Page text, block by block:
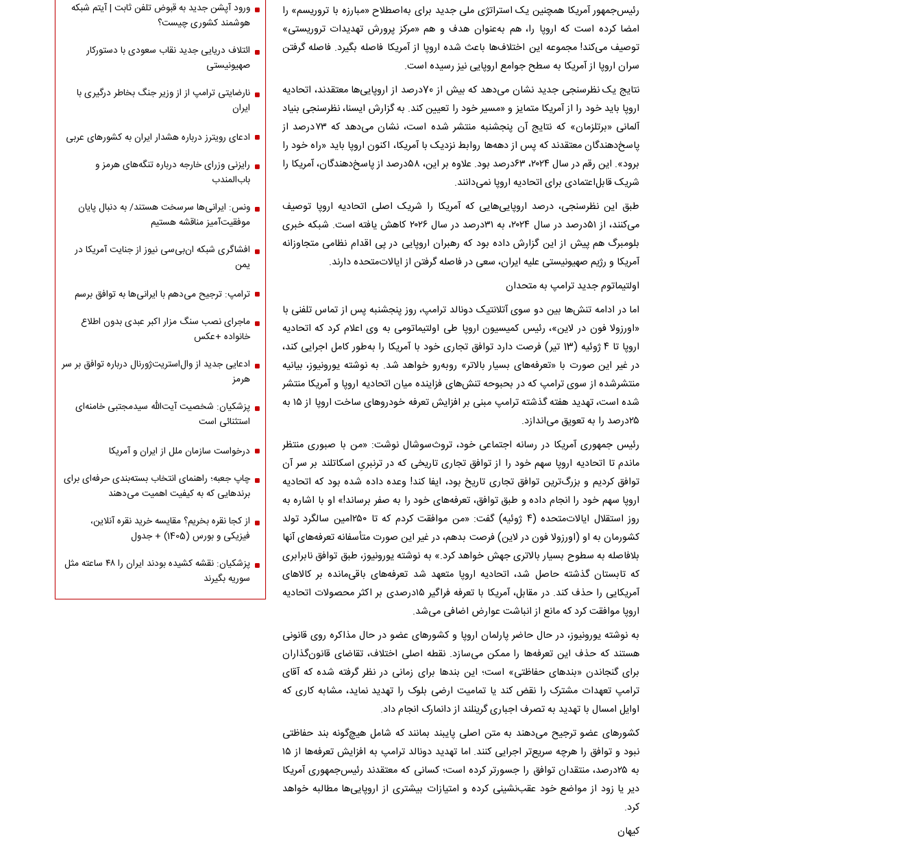
رئیس‌جمهور آمریکا همچنین یک استراتژی ملی جدید برای به‌اصطلاح «مبارزه با تروریسم» را
امضا کرده است که اروپا را، هم به‌عنوان هدف و هم «مرکز پرورش تهدیدات تروریستی»
توصیف می‌کند! مجموعه این اختلاف‌ها باعث شده اروپا از آمریکا فاصله بگیرد. فاصله گرفتن
سران اروپا از آمریکا به سطح جوامع اروپایی نیز رسیده است.
نتایج یک نظرسنجی جدید نشان می‌دهد که بیش از 70درصد از اروپایی‌ها معتقدند، اتحادیه
اروپا باید خود را از آمریکا متمایز و «مسیر خود را تعیین کند. به گزارش ایسنا، نظرسنجی بنیاد
آلمانی «برتلزمان» که نتایج آن پنجشنبه منتشر شده است، نشان می‌دهد که ۷۳درصد از
پاسخ‌دهندگان معتقدند که پس از دهه‌ها روابط نزدیک با آمریکا، اکنون اروپا باید «راه خود را
برود». این رقم در سال ۲۰۲۴، ۶۳درصد بود. علاوه بر این، ۵۸درصد از پاسخ‌دهندگان، آمریکا را
شریک قابل‌اعتمادی برای اتحادیه اروپا نمی‌دانند.
طبق این نظرسنجی، درصد اروپایی‌هایی که آمریکا را شریک اصلی اتحادیه اروپا توصیف
می‌کنند، از ۵۱درصد در سال ۲۰۲۴، به ۳۱درصد در سال ۲۰۲۶ کاهش یافته است. شبکه خبری
بلومبرگ هم پیش از این گزارش داده بود که رهبران اروپایی در پی اقدام نظامی متجاوزانه
آمریکا و رژیم صهیونیستی علیه ایران، سعی در فاصله گرفتن از ایالات‌متحده دارند.
اولتیماتوم جدید ترامپ به متحدان
اما در ادامه تنش‌ها بین دو سوی آتلانتیک دونالد ترامپ، روز پنجشنبه پس از تماس تلفنی با
«اورزولا فون در لاین»، رئیس کمیسیون اروپا طی اولتیماتومی به وی اعلام کرد که اتحادیه
اروپا تا ۴ ژوئیه (13 تیر) فرصت دارد توافق تجاری خود با آمریکا را به‌طور کامل اجرایی کند،
در غیر این صورت با «تعرفه‌های بسیار بالاتر» روبه‌رو خواهد شد. به نوشته یورونیوز، بیانیه
منتشرشده از سوی ترامپ که در بحبوحه تنش‌های فزاینده میان اتحادیه اروپا و آمریکا منتشر
شده است، تهدید هفته گذشته ترامپ مبنی بر افزایش تعرفه خودروهای ساخت اروپا از ۱۵ به
۲۵درصد را به تعویق می‌اندازد.
رئیس‌ جمهوری آمریکا در رسانه‌ اجتماعی خود، تروث‌سوشال نوشت: «من با صبوری منتظر
ماندم تا اتحادیه اروپا سهم خود را از توافق تجاری تاریخی که در ترنبریِ اسکاتلند بر سر آن
توافق کردیم و بزرگ‌ترین توافق تجاری تاریخ بود، ایفا کند! وعده داده شده بود که اتحادیه
اروپا سهم خود را انجام داده و طبق توافق، تعرفه‌های خود را به صفر برساند!» او با اشاره به
روز استقلال ایالات‌متحده (۴ ژوئیه) گفت: «من موافقت کردم که تا ۲۵۰امین سالگرد تولد
کشورمان به او (اورزولا فون در لاین) فرصت بدهم، در غیر این صورت متأسفانه تعرفه‌های آنها
بلافاصله به سطوح بسیار بالاتری جهش خواهد کرد.» به نوشته یورونیوز، طبق توافق نابرابری
که تابستان گذشته حاصل شد، اتحادیه اروپا متعهد شد تعرفه‌های باقی‌مانده بر کالاهای
آمریکایی را حذف کند. در مقابل، آمریکا با تعرفه فراگیر ۱۵درصدی بر اکثر محصولات اتحادیه
اروپا موافقت کرد که مانع از انباشت عوارض اضافی می‌شد.
به نوشته یورونیوز، در حال حاضر پارلمان اروپا و کشورهای عضو در حال مذاکره روی قانونی
هستند که حذف این تعرفه‌ها را ممکن می‌سازد. نقطه اصلی اختلاف، تقاضای قانون‌گذاران
برای گنجاندن «بندهای حفاظتی» است؛ این بندها برای زمانی در نظر گرفته شده که آقای
ترامپ تعهدات مشترک را نقض کند یا تمامیت ارضی بلوک را تهدید نماید، مشابه کاری که
اوایل امسال با تهدید به تصرف اجباری گرینلند از دانمارک انجام داد.
کشورهای عضو ترجیح می‌دهند به متن اصلی پایبند بمانند که شامل هیچ‌گونه بند حفاظتی
نبود و توافق را هرچه سریع‌تر اجرایی کنند. اما تهدید دونالد ترامپ به افزایش تعرفه‌ها از ۱۵
به ۲۵درصد، منتقدان توافق را جسورتر کرده است؛ کسانی که معتقدند رئیس‌جمهوری آمریکا
دیر یا زود از مواضع خود عقب‌نشینی کرده و امتیازات بیشتری از اروپایی‌ها مطالبه خواهد
کرد.
کیهان
ورود آپشن جدید به قبوض تلفن ثابت | آیتم شبکه
هوشمند کشوری چیست؟
ائتلاف دریایی جدید نقاب سعودی با دستورکار
صهیونیستی
نارضایتی ترامپ از از وزیر جنگ بخاطر درگیری با
ایران
ادعای رویترز درباره هشدار ایران به کشورهای عربی
رایزنی وزرای خارجه درباره تنگه‌های هرمز و
باب‌المندب
ونس: ایرانی‌ها سرسخت هستند/ به دنبال پایان
موفقیت‌آمیز مناقشه هستیم
افشاگری شبکه ان‌بی‌سی نیوز از جنایت آمریکا در
یمن
ترامپ: ترجیح می‌دهم با ایرانی‌‌ها به توافق برسم
ماجرای نصب سنگ مزار اکبر عبدی بدون اطلاع
خانواده +عکس
ادعایی جدید از وال‌استریت‌ژورنال درباره توافق بر سر
هرمز
پزشکیان: شخصیت آیت‌الله سیدمجتبی خامنه‌ای
استثنائی است
درخواست سازمان ملل از ایران و آمریکا
چاپ جعبه؛ راهنمای انتخاب بسته‌بندی حرفه‌ای برای
برندهایی که به کیفیت اهمیت می‌دهند
از کجا نقره بخریم؟ مقایسه خرید نقره آنلاین،
فیزیکی و بورس (1405) + جدول
پزشکیان: نقشه کشیده بودند ایران را ۴۸ ساعته مثل
سوریه بگیرند